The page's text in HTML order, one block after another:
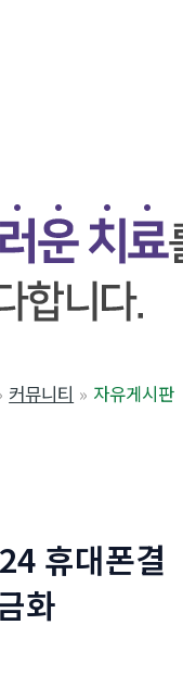
커뮤니티 자유게시판
휴대폰결
화